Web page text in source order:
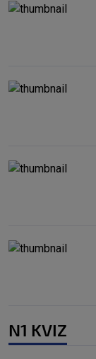
N1 KVIZ